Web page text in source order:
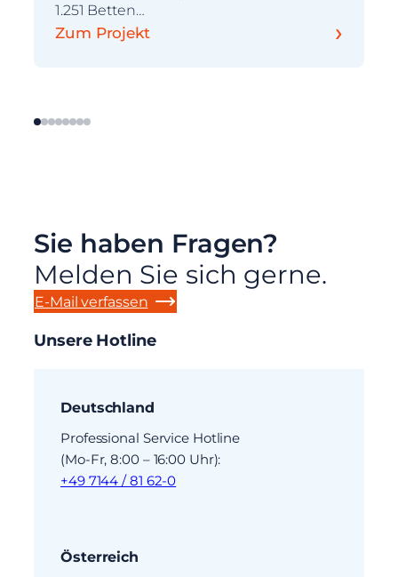
1.251 Betten…
Zum Projekt ›
Sie haben Fragen?
Melden Sie sich gerne.
E-Mail verfassen
Unsere Hotline
Deutschland
Professional Service Hotline
(Mo-Fr, 8:00 – 16:00 Uhr):
+49 7144 / 81 62-0
Österreich